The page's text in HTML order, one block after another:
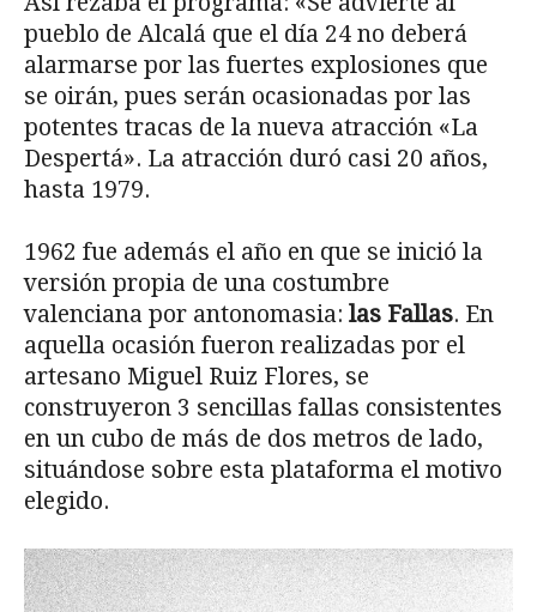
pueblo de Alcalá que el día 24 no deberá
alarmarse por las fuertes explo­siones que
se oirán, pues serán ocasiona­das por las
potentes tracas de la nueva atracción «La
Despertá». La atracción duró casi 20 años,
hasta 1979.
1962 fue además el año en que se inició la
versión propia de una costumbre
valenciana por antonomasia: las Fallas. En
aquella ocasión fueron realizadas por el
artesano Miguel Ruiz Flores, se
construyeron 3 sencillas fallas consistentes
en un cubo de más de dos metros de lado,
situándose sobre esta pla­taforma el motivo
elegido.